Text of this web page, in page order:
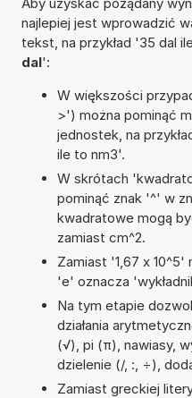
najlepiej jest wprowadzić
tekst, na przykład '35 dal
dal':
W większości
>') można pominąć
jednostek, na
ile to nm3'.
W skrótach
pominąć znak '^' w
kwadratowe mogą
zamiast cm^2.
Zamiast '1,67 x 10^5'
'e' oznacza
Na tym etapie
działania
(√), pi (π), nawiasy,
dzielenie (/, :, ÷),
Zamiast greckiej